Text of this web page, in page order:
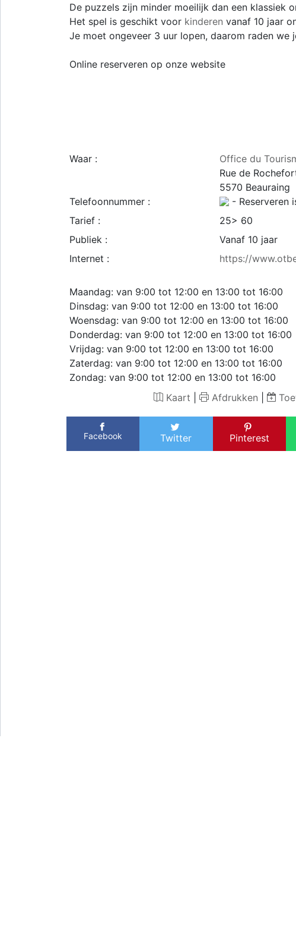
De puzzels zijn minder moeilijk dan een klassiek
Het spel is geschikt voor kinderen vanaf 10 jaar
Je moet ongeveer 3 uur lopen, daarom raden we
Online reserveren op onze website
Waar :
Office du
Rue de
5570 Beauraing
Telefoonnummer :
- Reserveren
Tarief :
25> 60
Publiek :
Vanaf 10 jaar
Internet :
https://
Maandag: van 9:00 tot 12:00 en 13:00 tot 16:00
Dinsdag: van 9:00 tot 12:00 en 13:00 tot 16:00
Woensdag: van 9:00 tot 12:00 en 13:00 tot 16:00
Donderdag: van 9:00 tot 12:00 en 13:00 tot 16:00
Vrijdag: van 9:00 tot 12:00 en 13:00 tot 16:00
Zaterdag: van 9:00 tot 12:00 en 13:00 tot 16:00
Zondag: van 9:00 tot 12:00 en 13:00 tot 16:00
Kaart
Afdrukken
Facebook Twitter Pinterest